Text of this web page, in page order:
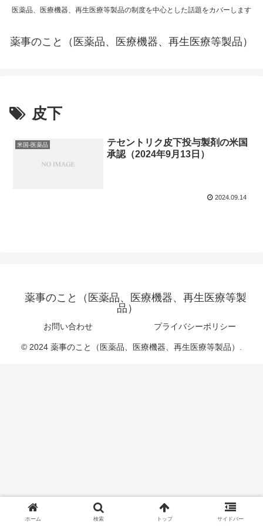
医薬品、医療機器、再生医療等製品の制度を中心とした話題をカバーします
薬事のこと（医薬品、医療機器、再生医療等製品）
皮下
米国-医薬品
テセントリク皮下投与製剤の米国
承認（2024年9月13日）
2024.09.14
薬事のこと（医薬品、医療機器、再生医療等製
品）
お問い合わせ プライバシーポリシー
© 2024 薬事のこと（医薬品、医療機器、再生医療等製品）.
ホーム 検索 トップ サイドバー